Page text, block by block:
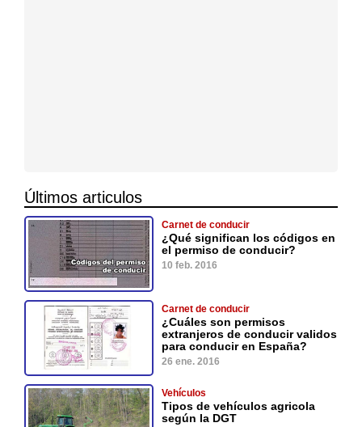
Últimos articulos
Carnet de conducir
¿Qué significan los códigos en
el permiso de conducir?
10 feb. 2016
Carnet de conducir
¿Cuáles son permisos
extranjeros de conducir validos
para conducir en España?
26 ene. 2016
Vehículos
Tipos de vehículos agricola
según la DGT